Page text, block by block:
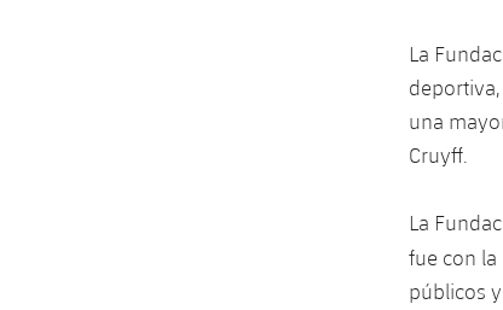
La
una
Cruyff.
La
fue con la
públicos